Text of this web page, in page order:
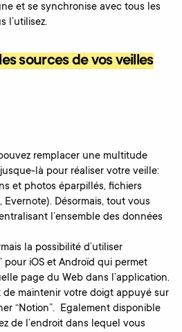
et se synchronise avec tous les
l’utilisez.
sources de vos veilles
remplacer une multitude
là pour réaliser votre veille:
et photos éparpillés, fichiers
Evernote). Désormais, tout vous
l’ensemble des données
la possibilité d’utiliser
” pour iOS et Androïd qui permet
page du Web dans l’application.
de maintenir votre doigt appuyé sur
“Notion”. Egalement disponible
de l’endroit dans lequel vous